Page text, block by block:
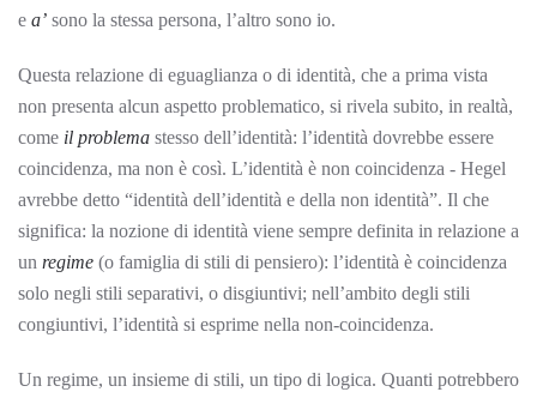
e a’ sono la stessa persona, l’altro sono io.
Questa relazione di eguaglianza o di identità, che a prima vista
non presenta alcun aspetto problematico, si rivela subito, in realtà,
come il problema stesso dell’identità: l’identità dovrebbe essere
coincidenza, ma non è così. L’identità è non coincidenza - Hegel
avrebbe detto “identità dell’identità e della non identità”. Il che
significa: la nozione di identità viene sempre definita in relazione a
un regime (o famiglia di stili di pensiero): l’identità è coincidenza
solo negli stili separativi, o disgiuntivi; nell’ambito degli stili
congiuntivi, l’identità si esprime nella non-coincidenza.
Un regime, un insieme di stili, un tipo di logica. Quanti potrebbero